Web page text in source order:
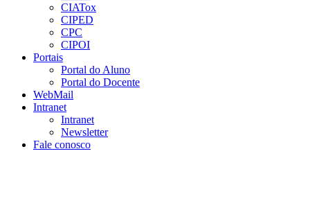
CIATox
CIPED
CPC
CIPOI
Portais
Portal do Aluno
Portal do Docente
WebMail
Intranet
Intranet
Newsletter
Fale conosco